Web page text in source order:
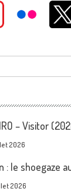
– Visitor
2026
: le shoegaze
2026